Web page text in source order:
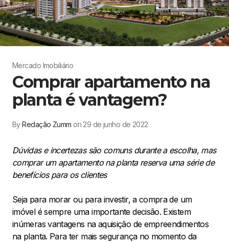
Mercado Imobiliário
Comprar apartamento na
planta é vantagem?
ByRedação Zumm on 29 de junho de 2022
Dúvidas e incertezas são comuns durante a escolha, mas
comprar um apartamento na planta reserva uma série de
benefícios para os clientes
Seja para morar ou para investir, a compra de um
imóvel é sempre uma importante decisão. Existem
inúmeras vantagens na aquisição de empreendimentos
na planta. Para ter mais segurança no momento da